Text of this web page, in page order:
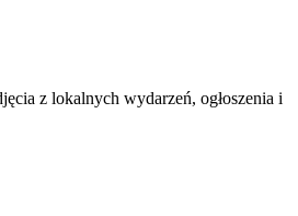
z lokalnych wydarzeń, ogłoszenia i